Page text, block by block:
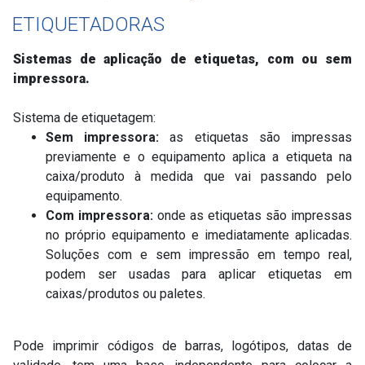
ETIQUETADORAS
Sistemas de aplicação de etiquetas, com ou sem
impressora.
Sistema de etiquetagem:
Sem impressora: as etiquetas são impressas
previamente e o equipamento aplica a etiqueta na
caixa/produto à medida que vai passando pelo
equipamento.
Com impressora: onde as etiquetas são impressas
no próprio equipamento e imediatamente aplicadas.
Soluções com e sem impressão em tempo real,
podem ser usadas para aplicar etiquetas em
caixas/produtos ou paletes.
Pode imprimir códigos de barras, logótipos, datas de